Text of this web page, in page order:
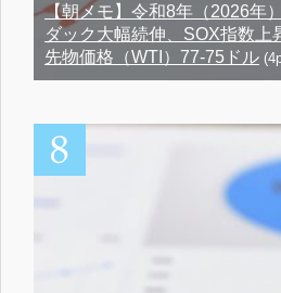
【朝メモ】令和8年（2026年
ダック大幅続伸、SOX指数上
先物価格（WTI）77-75ドル